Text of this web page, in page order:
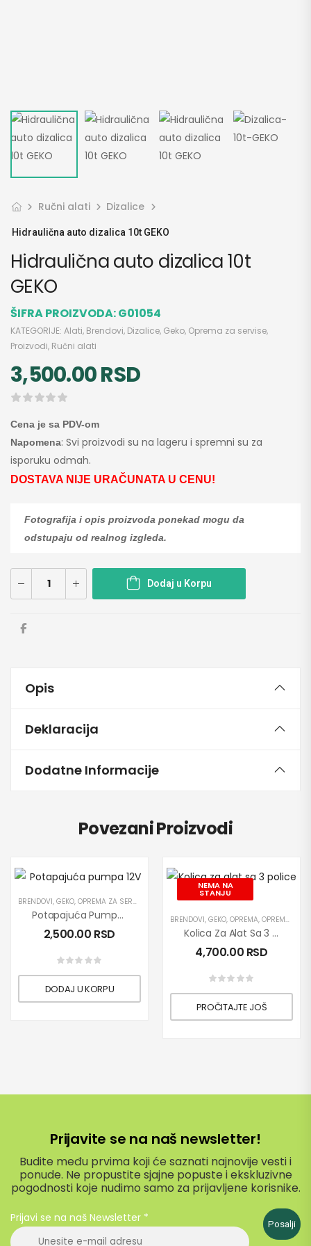
Ručni alati Dizalice
Hidraulična auto dizalica 10t GEKO
Hidraulična auto dizalica 10t
GEKO
ŠIFRA PROIZVODA:G01054
KATEGORIJE: Alati, Brendovi, Dizalice, Geko, Oprema za servise,
Proizvodi, Ručni alati
3,500.00RSD
Cena je sa PDV-om
Napomena: Svi proizvodi su na lageru i spremni su za
isporuku odmah.
DOSTAVA NIJE URAČUNATA U CENU!
Fotografija i opis proizvoda ponekad mogu da
odstupaju od realnog izgleda.
Dodaj u Korpu
Opis
Deklaracija
Dodatne Informacije
Povezani Proizvodi
BRENDOVI, GEKO, OPREMA ZA SERVISE PRETAKANJE DIZEL GORIVA,PROIZVODI
Potapajuća Pumpa 12V / 52mm GEKO
2,500.00 RSD
DODAJ U KORPU
NEMA NA
STANJU
BRENDOVI, GEKO, OPREMA, OPREMA ZA SERVISE
Kolica Za Alat Sa 3 Police GEKO
4,700.00 RSD
PROČITAJTE JOŠ
Prijavite se na naš newsletter!
Budite među prvima koji će saznati najnovije vesti i
ponude. Ne propustite sjajne popuste i ekskluzivne
pogodnosti koje nudimo samo za prijavljene korisnike.
Prijavi se na naš Newsletter * Posalji